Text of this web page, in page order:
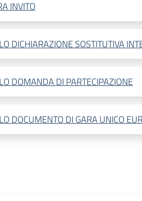
INVITO
DICHIARAZIONE SOSTITUTIVA
DOMANDA DI PARTECIPAZIONE
DOCUMENTO DI GARA UNICO